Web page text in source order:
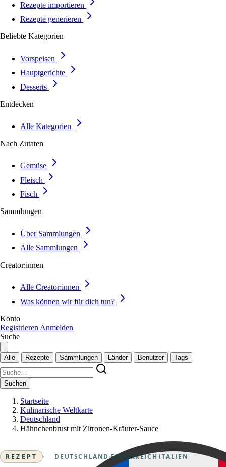
Rezepte importieren
Rezepte generieren
Beliebte Kategorien
Vorspeisen
Hauptgerichte
Desserts
Entdecken
Alle Kategorien
Nach Zutaten
Gemüse
Fleisch
Fisch
Sammlungen
Über Sammlungen
Alle Sammlungen
Creator:innen
Alle Creator:innen
Was können wir für dich tun?
Konto
Registrieren Anmelden
Suche
Alle Rezepte Sammlungen Länder Benutzer Tags
Suchen
Startseite
Kulinarische Weltkarte
Deutschland
Hähnchenbrust mit Zitronen-Kräuter-Sauce
REZEPT · DEUTSCHLAND ·FRANKREICH ·ITALIEN